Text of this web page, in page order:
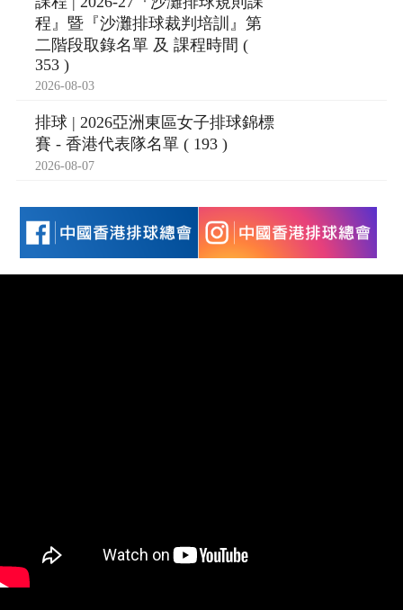
程』暨『沙灘排球裁判培訓』第
二階段取錄名單 及 課程時間 (
353 )
2026-08-03
排球 | 2026亞洲東區女子排球錦標
賽 - 香港代表隊名單 ( 193 )
2026-08-07